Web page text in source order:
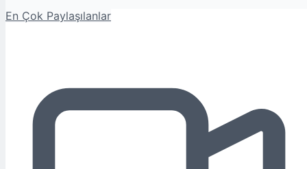
En Çok Paylaşılanlar